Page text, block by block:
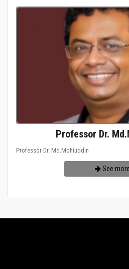
Professor Dr.
Professor Dr. Md.Mohiuddin
See more